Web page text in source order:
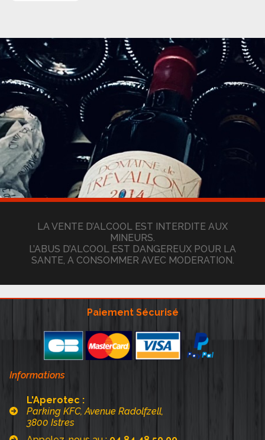
LA VENTE D’ALCOOL EST INTERDITE AUX
MINEURS.
L’ABUS D’ALCOOL EST DANGEREUX POUR LA
SANTE, A CONSOMMER AVEC MODERATION.
Paiement Sécurisé
Informations
L'Aperotec :
Parking KFC, Avenue Radolfzell,
3800 Istres